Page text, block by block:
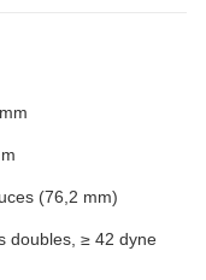
(76,2 mm)
doubles, ≥ 42 dyne